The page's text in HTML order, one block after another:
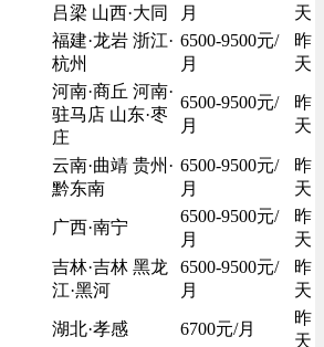
吕梁 山西·大同
月
天
福建·龙岩 浙江·
杭州
6500-9500元/
月
昨
天
河南·商丘 河南·
驻马店 山东·枣
庄
6500-9500元/
月
昨
天
云南·曲靖 贵州·
黔东南
6500-9500元/
月
昨
天
广西·南宁
6500-9500元/
月
昨
天
吉林·吉林 黑龙
江·黑河
6500-9500元/
月
昨
天
湖北·孝感 6700元/月
昨
天